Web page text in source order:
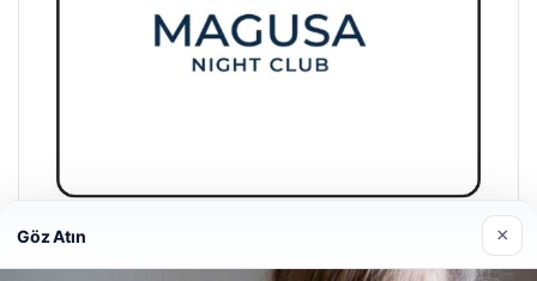
Magusa Night Club
Göz Atın ×